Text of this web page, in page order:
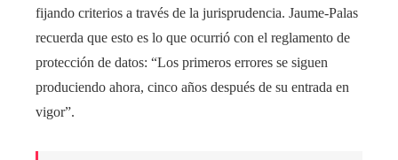
fijando criterios a través de la jurisprudencia. Jaume-Palas
recuerda que esto es lo que ocurrió con el reglamento de
protección de datos: “Los primeros errores se siguen
produciendo ahora, cinco años después de su entrada en
vigor”.